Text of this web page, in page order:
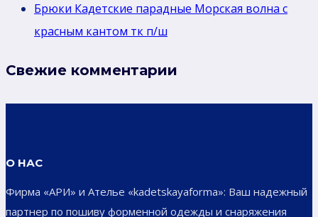
Брюки Кадетские парадные Морская волна с
красным кантом тк п/ш
Свежие комментарии
О НАС
Фирма «АРИ» и Ателье «kadetskayaforma»: Ваш надежный
партнер по пошиву форменной одежды и снаряжения